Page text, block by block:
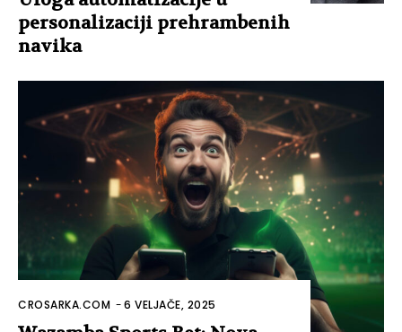
personalizaciji prehrambenih
navika
CROSARKA.COM -6 VELJAČE, 2025